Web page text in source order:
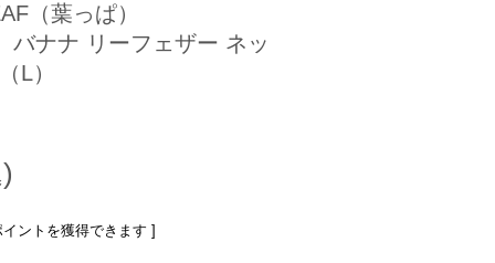
（葉っぱ）
バナナ リーフェザー ネッ
L）
イントを獲得できます ]